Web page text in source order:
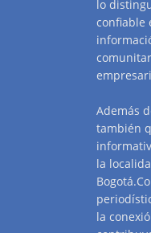
lo
confiable
Además
también
la
la